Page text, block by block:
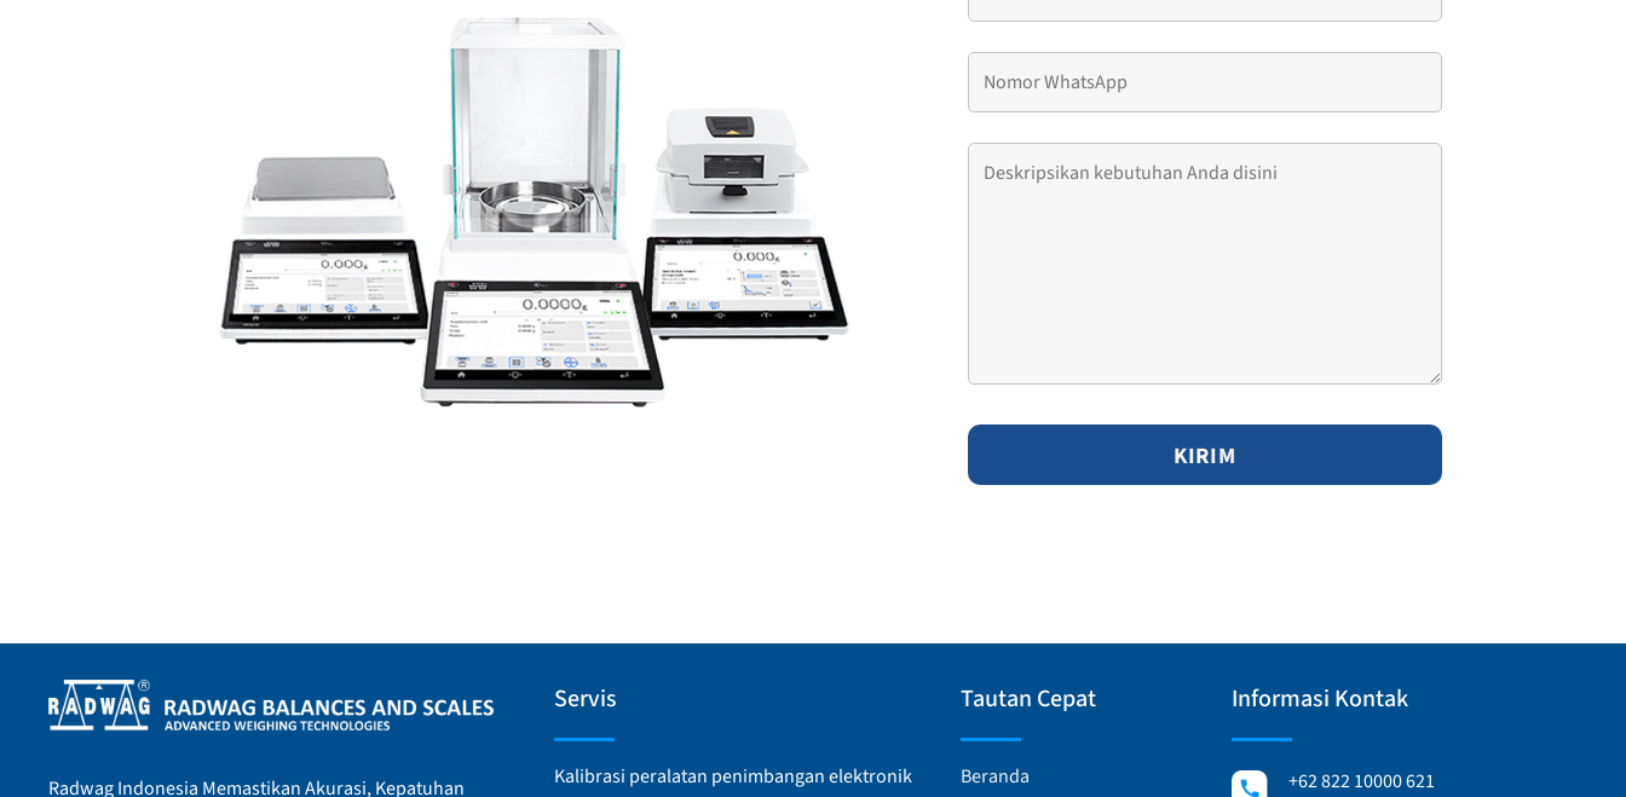
Radwag Indonesia Memastikan Akurasi, Kepatuhan
Servis
Kalibrasi peralatan penimbangan elektronik
Tautan Cepat
Beranda
Informasi Kontak
+62 822 10000 621